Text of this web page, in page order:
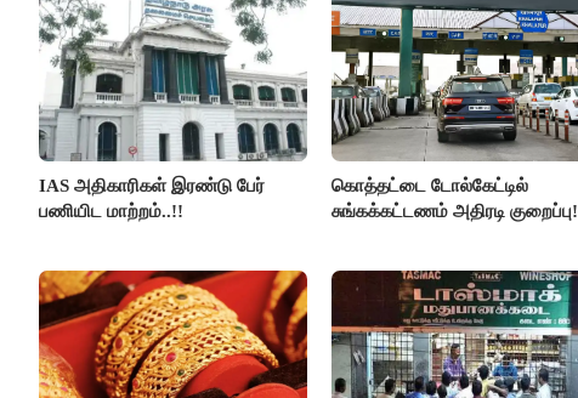
IAS அதிகாரிகள் இரண்டு பேர்
பணியிட மாற்றம்..!!
கொத்தட்டை டோல்கேட்டில்
சுங்கக்கட்டணம் அதிரடி குறைப்பு!